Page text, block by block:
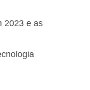
2023 e as